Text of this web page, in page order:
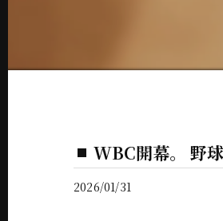
WBC開幕。 野
2026/01/31